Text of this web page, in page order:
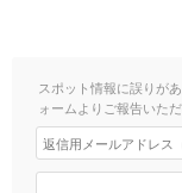
スポット情報に誤りが
ォームよりご報告いた